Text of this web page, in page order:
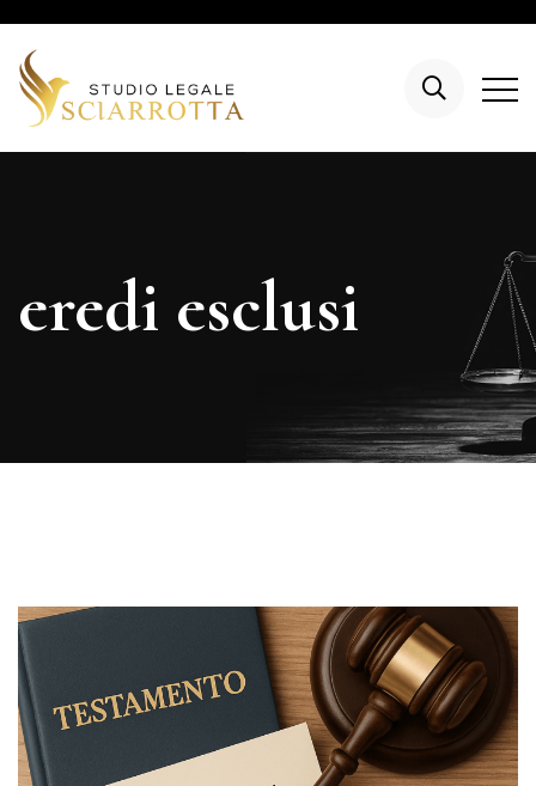
eredi esclusi